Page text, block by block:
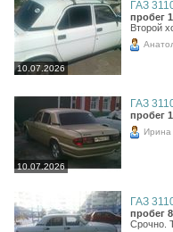
10.07.2026
ГАЗ
пробег
Второй
10.07.2026
ГАЗ
пробег
Ирина
ГАЗ
пробег
Срочно.